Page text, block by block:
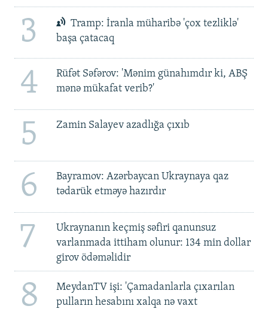
3
Tramp: İranla müharibə 'çox tezliklə'
başa çatacaq
4
Rüfət Səfərov: 'Mənim günahımdır ki, ABŞ
mənə mükafat verib?'
5 Zamin Salayev azadlığa çıxıb
6
Bayramov: Azərbaycan Ukraynaya qaz
tədarük etməyə hazırdır
7
Ukraynanın keçmiş səfiri qanunsuz
varlanmada ittiham olunur: 134 min dollar
girov ödəməlidir
8
MeydanTV işi: 'Çamadanlarla çıxarılan
pulların hesabını xalqa nə vaxt